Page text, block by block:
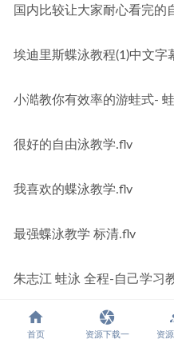
国内比较让大家耐心看完的
埃迪里斯蝶泳教程(1)中文字
小澔教你有效率的游蛙式-
很好的自由泳教学.flv
我喜欢的蝶泳教学.flv
最强蝶泳教学 标清.flv
朱志江 蛙泳 全程-自己学习
自由泳-03自由泳蹬腿划行
首页 资源下载一 资